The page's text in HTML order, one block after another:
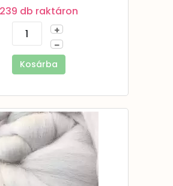
239 db raktáron
+
–
Kosárba